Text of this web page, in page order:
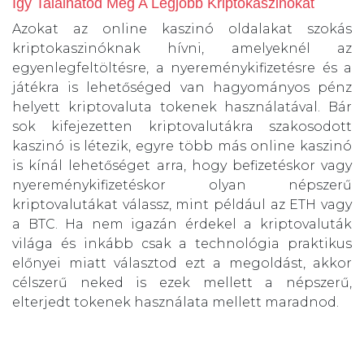
Így Találhatod Meg A Legjobb Kriptokaszinókat
Azokat az online kaszinó oldalakat szokás
kriptokaszinóknak hívni, amelyeknél az
egyenlegfeltöltésre, a nyereménykifizetésre és a
játékra is lehetőséged van hagyományos pénz
helyett kriptovaluta tokenek használatával. Bár
sok kifejezetten kriptovalutákra szakosodott
kaszinó is létezik, egyre több más online kaszinó
is kínál lehetőséget arra, hogy befizetéskor vagy
nyereménykifizetéskor olyan népszerű
kriptovalutákat válassz, mint például az ETH vagy
a BTC. Ha nem igazán érdekel a kriptovaluták
világa és inkább csak a technológia praktikus
előnyei miatt választod ezt a megoldást, akkor
célszerű neked is ezek mellett a népszerű,
elterjedt tokenek használata mellett maradnod.